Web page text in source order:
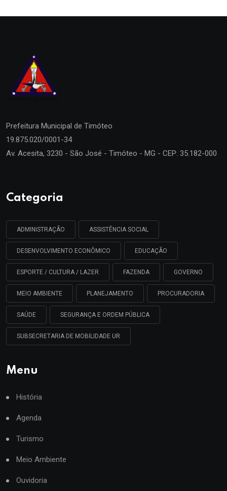
Prefeitura Municipal de Timóteo
19.875.020/0001-34
Av. Acesita, 3230 - São José - Timóteo - MG - CEP: 35.182-000
Categoria
ADMINISTRAÇÃO ASSISTÊNCIA SOCIAL
DESENVOLVIMENTO ECONÔMICO EDUCAÇÃO
ESPORTE / CULTURA / LAZER FAZENDA GOVERNO
MEIO AMBIENTE PLANEJAMENTO PROCURADORIA
SAÚDE SEGURANÇA E ORDEM PÚBLICA
SUBSECRETARIA DE MOBILIDADE UR
Menu
História
Agenda
Turismo
Meio Ambiente
Ouvidoria